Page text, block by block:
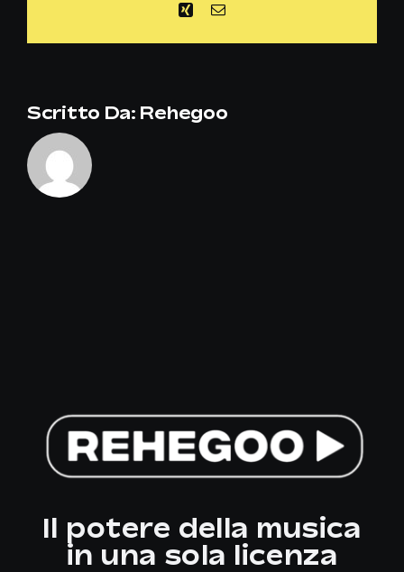
XingEmail
Scritto Da: Rehegoo
Il potere della musica
in una sola licenza